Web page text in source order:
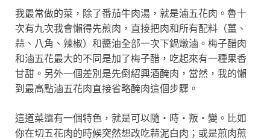
我最常做的菜，除了番茄牛肉湯，就是滷五花肉。魯十
次有九次我會懶得先煎肉，直接把肉和所有配料（薑、
蒜、八角、辣椒）和醬油全部一次下鍋燉滷。梅子醋肉
和滷五花最大的不同是加了梅子醋，吃起來有一種果香
甘甜。另外一個差別是先倒紹興酒醃肉，當然，我的懶
到最高點滷五花肉直接省略醃肉這個步驟。
這道菜還有一個特色，就是可以隨‧時‧叛‧變。比如
你在切五花肉的時候突然想改吃蒜泥白肉；或是煎肉煎